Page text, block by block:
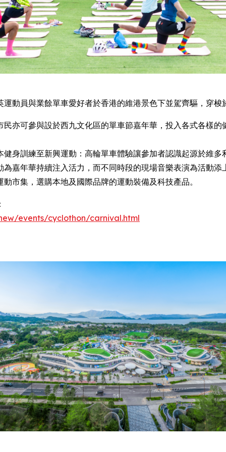
動員與業餘單車愛好者於香港的維港景色下並駕齊驅，穿
亦可參與設於西九文化區的單車節嘉年華，投入各式各樣的
身訓練至新興運動：高輪單車體驗讓參加者認識起源於維
嘉年華持續注入活力，而不同時段的現場音樂表演為活動
市集，選購本地及國際品牌的運動裝備及科技產品。
events/cyclothon/carnival.html